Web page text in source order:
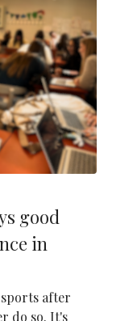
good
in
after
do so. It's